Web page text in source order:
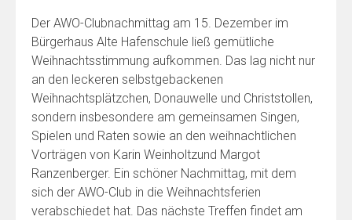
Der AWO-Clubnachmittag am 15. Dezember im
Bürgerhaus Alte Hafenschule ließ gemütliche
Weihnachtsstimmung aufkommen. Das lag nicht nur
an den leckeren selbstgebackenen
Weihnachtsplätzchen, Donauwelle und Christstollen,
sondern insbesondere am gemeinsamen Singen,
Spielen und Raten sowie an den weihnachtlichen
Vorträgen von Karin Weinholtzund Margot
Ranzenberger. Ein schöner Nachmittag, mit dem
sich der AWO-Club in die Weihnachtsferien
verabschiedet hat. Das nächste Treffen findet am